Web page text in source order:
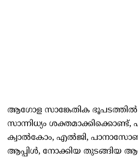
ആഗോള സാങ്കേതിക
സാന്നിധ്യം
ക്വാൽകോം, എൽജി,
ആപ്പിൾ, നോക്കിയ തുടങ്ങിയ